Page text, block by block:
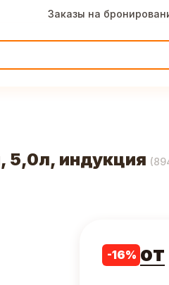
Заказы на
5,0л, индукция (
-16% от